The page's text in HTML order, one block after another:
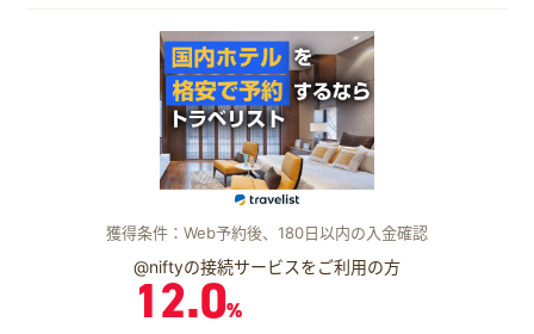
獲得条件：Web予約後、180日以内の入金確認
@niftyの接続サービスをご利用の方
12.0%